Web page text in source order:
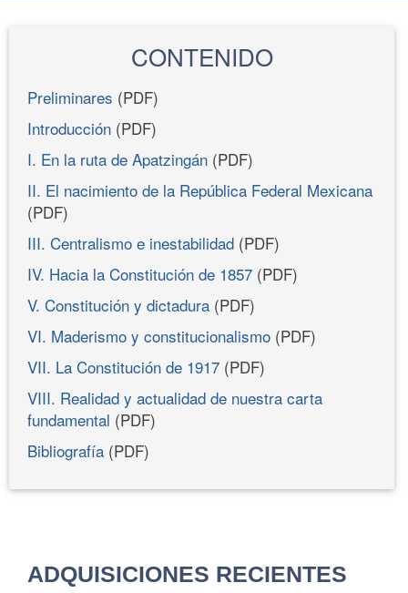
CONTENIDO
Preliminares (PDF)
Introducción (PDF)
I. En la ruta de Apatzingán (PDF)
II. El nacimiento de la República Federal Mexicana
(PDF)
III. Centralismo e inestabilidad (PDF)
IV. Hacia la Constitución de 1857 (PDF)
V. Constitución y dictadura (PDF)
VI. Maderismo y constitucionalismo (PDF)
VII. La Constitución de 1917 (PDF)
VIII. Realidad y actualidad de nuestra carta
fundamental (PDF)
Bibliografía (PDF)
ADQUISICIONES RECIENTES